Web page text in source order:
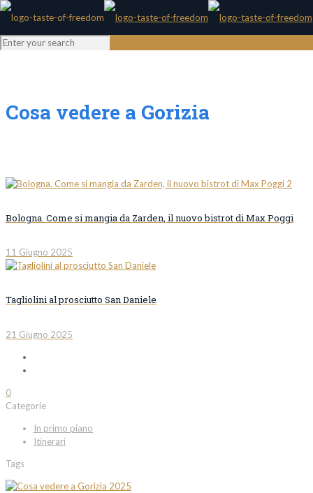
Cosa vedere a Gorizia
Bologna. Come si mangia da Zarden, il nuovo bistrot di Max Poggi
11 Giugno 2025
Tagliolini al prosciutto San Daniele
21 Giugno 2025
0
Categorie
In primo piano
Itinerari
Tags